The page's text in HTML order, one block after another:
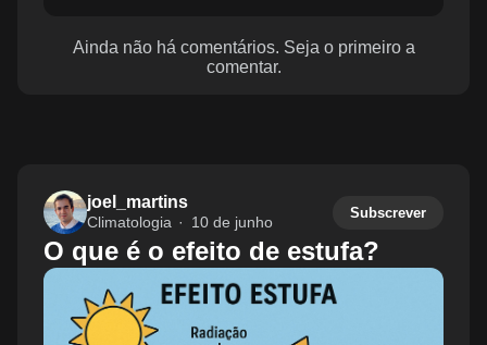
Ainda não há comentários. Seja o primeiro a
comentar.
joel_martins
Climatologia 10 de junho
Subscrever
O que é o efeito de estufa?